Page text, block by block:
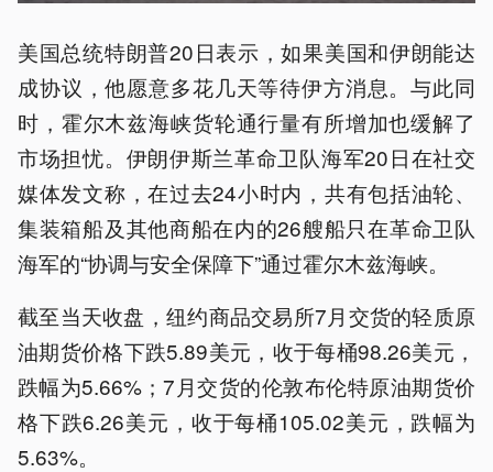
美国总统特朗普20日表示，如果美国和伊朗能达
成协议，他愿意多花几天等待伊方消息。与此同
时，霍尔木兹海峡货轮通行量有所增加也缓解了
市场担忧。伊朗伊斯兰革命卫队海军20日在社交
媒体发文称，在过去24小时内，共有包括油轮、
集装箱船及其他商船在内的26艘船只在革命卫队
海军的“协调与安全保障下”通过霍尔木兹海峡。
截至当天收盘，纽约商品交易所7月交货的轻质原
油期货价格下跌5.89美元，收于每桶98.26美元，
跌幅为5.66%；7月交货的伦敦布伦特原油期货价
格下跌6.26美元，收于每桶105.02美元，跌幅为
5.63%。